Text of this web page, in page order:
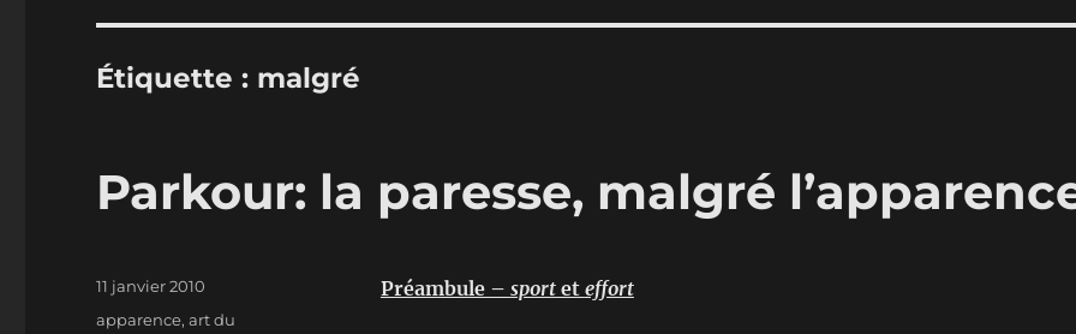
Étiquette : malgré
Parkour: la paresse, malgré
Préambule – sportet effort
Publié
11 janvier 2010
Étiquettes
apparence,art du